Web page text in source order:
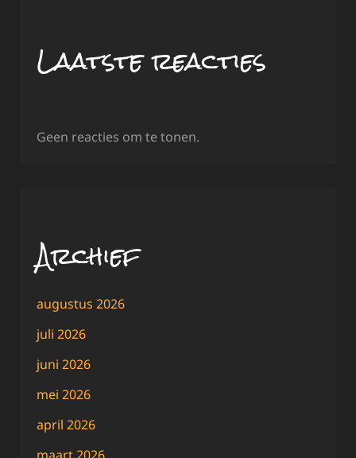
Laatste reacties
Geen reacties om te tonen.
Archief
augustus 2026
juli 2026
juni 2026
mei 2026
april 2026